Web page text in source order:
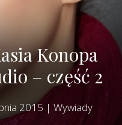
Konopa
– część 2
2015 | Wywiady